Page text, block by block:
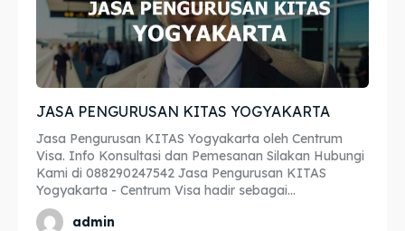
Apostille
Penerjemah
Asuransi
Blog
Apostille
Penerjemah
Asuransi
Blog
JASA PENGURUSAN KITAS YOGYAKARTA
Jasa Pengurusan KITAS Yogyakarta oleh Centrum
Visa. Info Konsultasi dan Pemesanan Silakan Hubungi
Kami di 088290247542 Jasa Pengurusan KITAS
Yogyakarta - Centrum Visa hadir sebagai...
admin